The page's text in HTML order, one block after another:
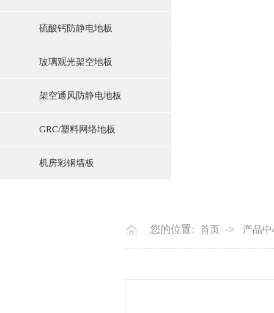
硫酸钙防静电地板
玻璃观光架空地板
架空通风防静电地板
GRC/塑料网络地板
机房彩钢墙板
您的位置: 首页 -> 产品